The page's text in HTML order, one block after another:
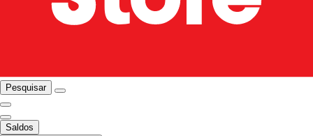
Pesquisar
Saldos